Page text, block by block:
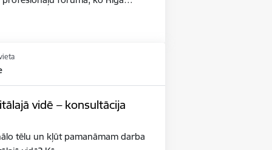
vidē – konsultācija
tēlu un kļūt pamanāmam darba